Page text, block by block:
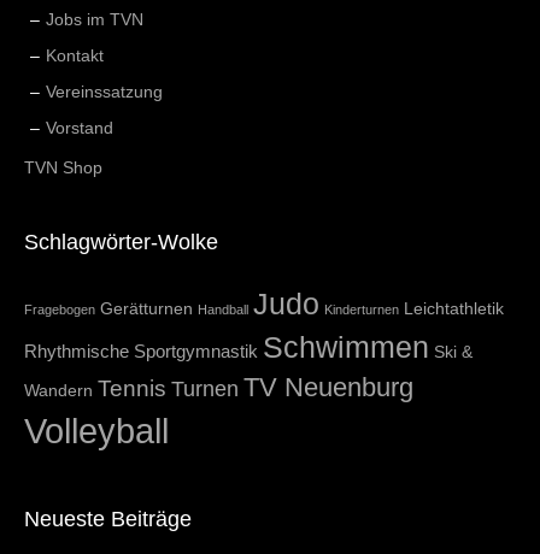
Jobs im TVN
Kontakt
Vereinssatzung
Vorstand
TVN Shop
Schlagwörter-Wolke
Fragebogen Gerätturnen Handball Judo Kinderturnen Leichtathletik
Rhythmische Sportgymnastik Schwimmen Ski &
Wandern Tennis Turnen TV Neuenburg
Volleyball
Neueste Beiträge